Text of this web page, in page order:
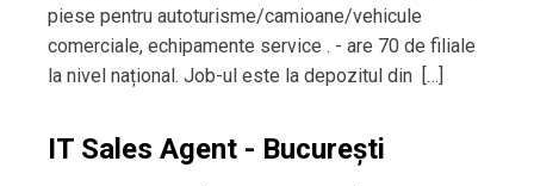
piese pentru autoturisme/camioane/vehicule
comerciale, echipamente service . - are 70 de filiale
la nivel național. Job-ul este la depozitul din […]
IT Sales Agent - București